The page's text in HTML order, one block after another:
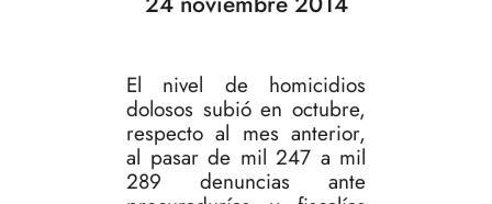
El nivel de homicidios
dolosos subió en octubre,
respecto al mes anterior,
al pasar de mil 247 a mil
289 denuncias ante